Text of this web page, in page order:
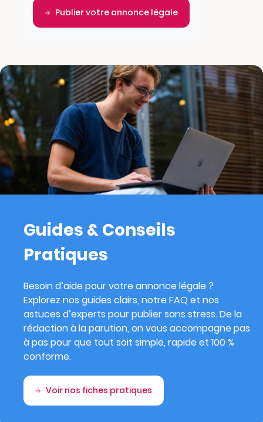
Publier votre annonce légale
Guides & Conseils
Pratiques
Besoin d’aide pour votre annonce légale ?
Explorez nos guides clairs, notre FAQ et nos
astuces d’experts pour publier sans stress. De la
rédaction à la parution, on vous accompagne pas
à pas pour que tout soit simple, rapide et 100 %
conforme.
Voir nos fiches pratiques